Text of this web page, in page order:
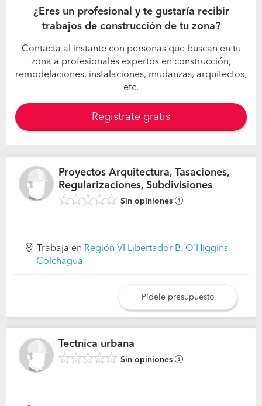
¿Eres un profesional y te gustaría recibir
trabajos de construcción de tu zona?
Contacta al instante con personas que buscan en tu
zona a profesionales expertos en construcción,
remodelaciones, instalaciones, mudanzas, arquitectos,
etc.
Registrate gratis
Proyectos Arquitectura, Tasaciones,
Regularizaciones, Subdivisiones
Sin opiniones
Trabaja en Región VI Libertador B. O'Higgins -
Colchagua
Pídele presupuesto
Tectnica urbana
Sin opiniones